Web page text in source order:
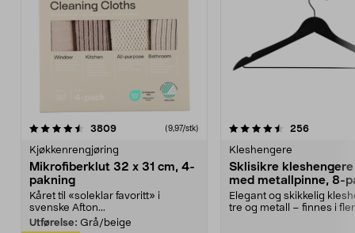
3809anmeldelser(9,97/stk)
Kjøkkenrengjøring
Mikrofiberklut 32 x 31 cm, 4-
pakning
Kåret til «soleklar favoritt» i
svenske Afton...
Utførelse: Grå/beige
4.5av 5 stjerner 256
Kleshengere
Sklisikre
med metallpinne, 8-
Elegant og skikkelig
tre og metall – finnes i
4.5av 5 stjerner